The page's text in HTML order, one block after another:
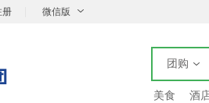
册 微信版
团购
美食 酒